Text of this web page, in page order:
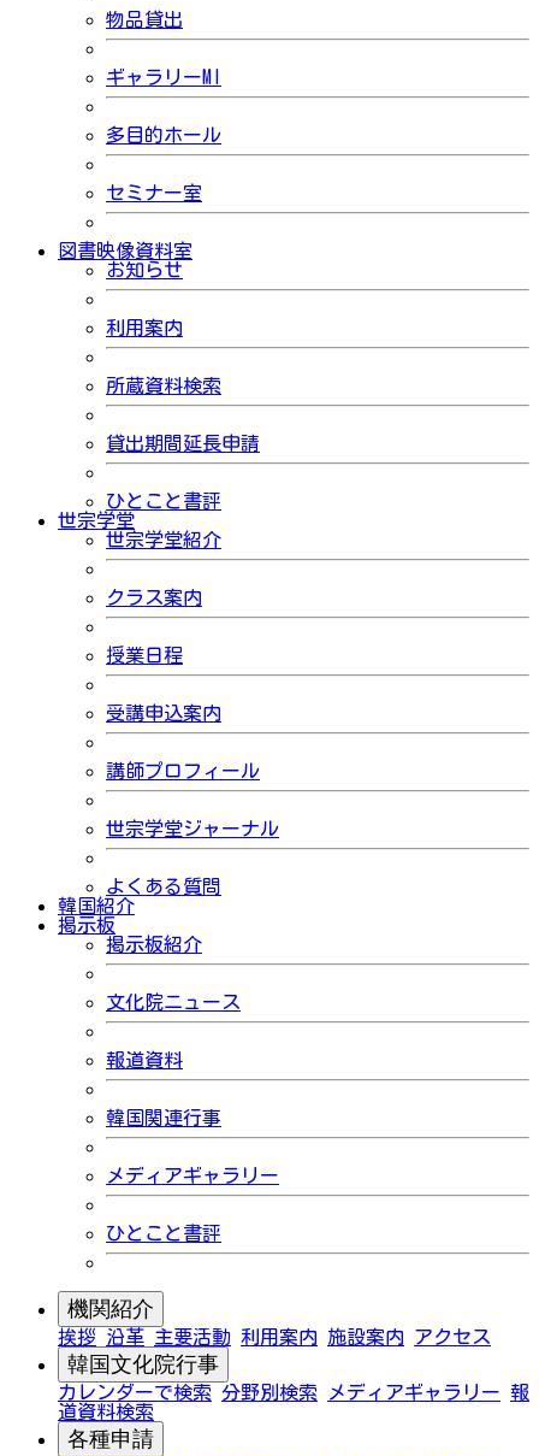
物品貸出
ギャラリーMI
多目的ホール
セミナー室
図書映像資料室
お知らせ
利用案内
所蔵資料検索
貸出期間延長申請
ひとこと書評
世宗学堂
世宗学堂紹介
クラス案内
授業日程
受講申込案内
講師プロフィール
世宗学堂ジャーナル
よくある質問
韓国紹介
掲示板
掲示板紹介
文化院ニュース
報道資料
韓国関連行事
メディアギャラリー
ひとこと書評
機関紹介
挨拶 沿革 主要活動 利用案内 施設案内 アクセス
韓国文化院行事
カレンダーで検索 分野別検索 メディアギャラリー 報
道資料検索
各種申請